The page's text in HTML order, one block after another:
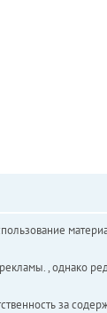
, однако
за